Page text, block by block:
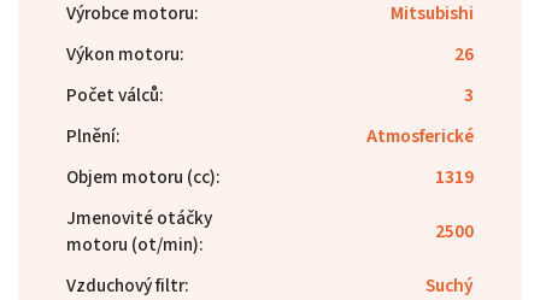
Výrobce motoru:
Mitsubishi
Výkon motoru:
26
Počet válců:
3
Plnění:
Atmosferické
Objem motoru (cc):
1319
Jmenovité otáčky
motoru (ot/min): 2500
Vzduchový filtr:
Suchý